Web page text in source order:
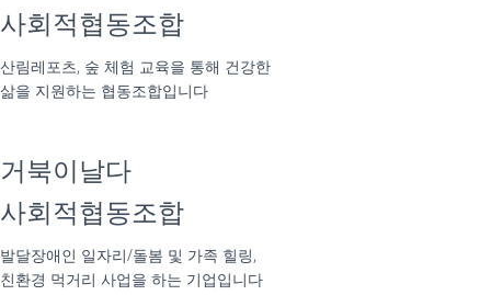
사회적협동조합
산림레포츠, 숲 체험 교육을 통해 건강한
삶을 지원하는 협동조합입니다
거북이날다
사회적협동조합
발달장애인 일자리/돌봄 및 가족 힐링,
친환경 먹거리 사업을 하는 기업입니다